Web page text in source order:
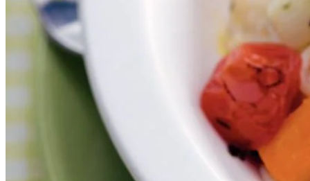
mlzure room
geraspte belegen kaas
olijfolie
gedroogde tijm